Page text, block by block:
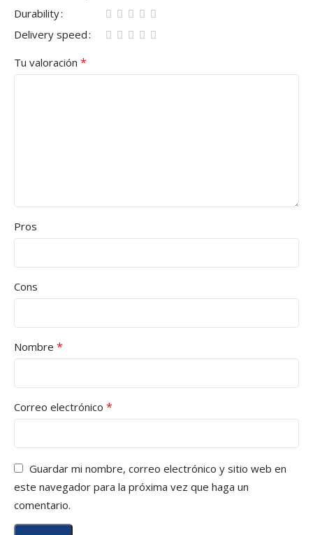
Durability
Delivery speed
Tu valoración *
Pros
Cons
Nombre *
Correo electrónico *
Guardar mi nombre, correo electrónico y sitio web en
este navegador para la próxima vez que haga un
comentario.